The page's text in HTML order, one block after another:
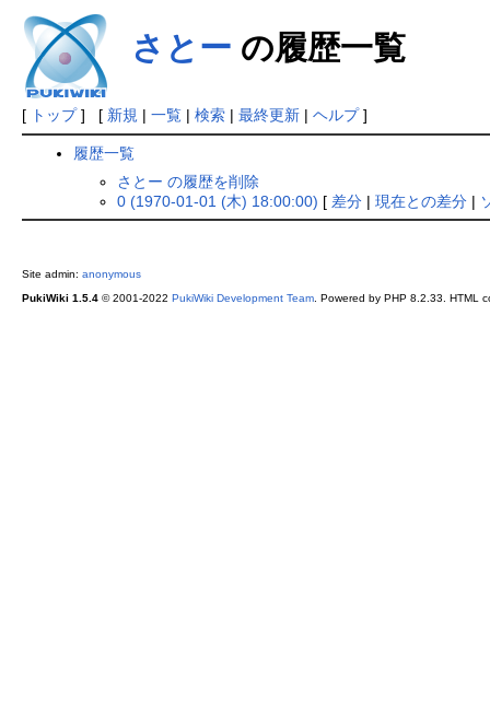
さとー の履歴一覧
[ トップ] [ 新規 | 一覧| 検索| 最終更新| ヘルプ]
履歴一覧
さとー の履歴を削除
0 (1970-01-01 (木) 18:00:00) [ 差分| 現在との差分|
Site admin: anonymous
PukiWiki 1.5.4© 2001-2022 PukiWiki Development Team. Powered by PHP 8.2.33. HTML